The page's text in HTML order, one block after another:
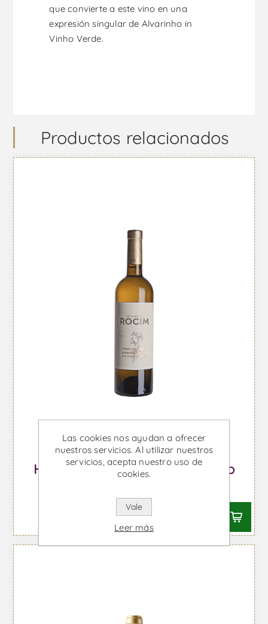
que convierte a este vino en una
expresión singular de Alvarinho in
Vinho Verde.
Productos relacionados
Herdade do Rocim - Vino Blanco
Las cookies nos ayudan a ofrecer
nuestros servicios. Al utilizar nuestros
servicios, acepta nuestro uso de
cookies.
Vale
Leer más